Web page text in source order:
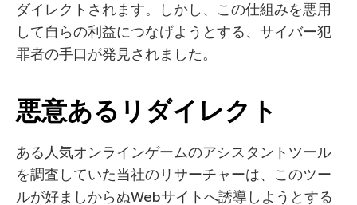
ダイレクトされます。しかし、この仕組みを悪用
して自らの利益につなげようとする、サイバー犯
罪者の手口が発見されました。
悪意あるリダイレクト
ある人気オンラインゲームのアシスタントツール
を調査していた当社のリサーチャーは、このツー
ルが好ましからぬWebサイトへ誘導しようとする